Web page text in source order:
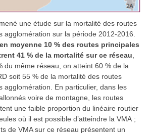
une étude sur la mortalité des routes
agglomération sur la période 2012-2016.
en moyenne 10 % des routes principales
41 % de la mortalité sur ce réseau
du même réseau, on atteint 60 % de la
soit 55 % de la mortalité des routes
agglomération. En particulier, dans les
voire de montagne, les routes
une faible proportion du linéaire routier
où il est possible d’atteindre la VMA ;
de VMA sur ce réseau présentent un